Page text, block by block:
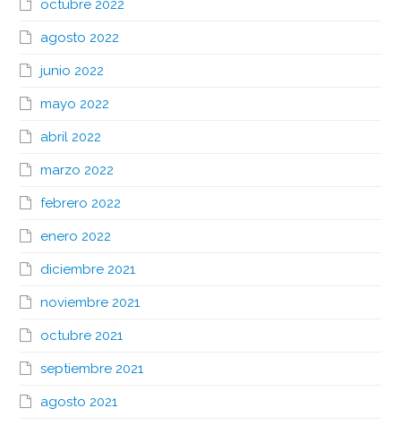
octubre 2022
agosto 2022
junio 2022
mayo 2022
abril 2022
marzo 2022
febrero 2022
enero 2022
diciembre 2021
noviembre 2021
octubre 2021
septiembre 2021
agosto 2021